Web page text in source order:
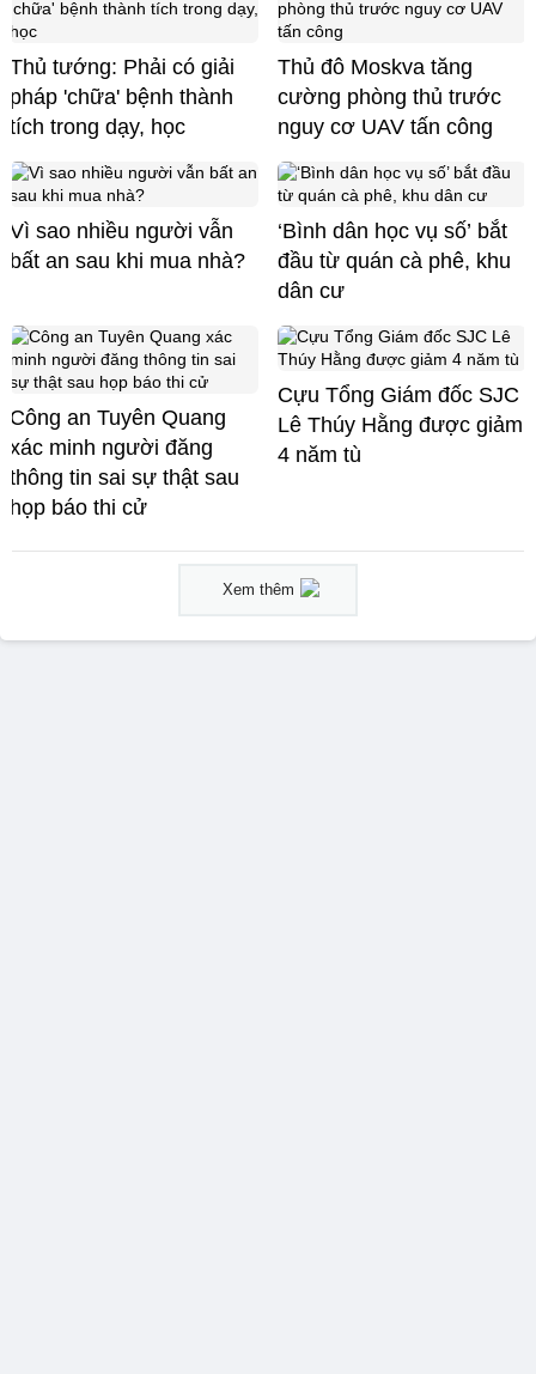
Thủ tướng: Phải có giải
pháp 'chữa' bệnh thành
tích trong dạy, học
Thủ đô Moskva tăng
cường phòng thủ trước
nguy cơ UAV tấn công
Vì sao nhiều người vẫn
bất an sau khi mua nhà?
‘Bình dân học vụ số’ bắt
đầu từ quán cà phê, khu
dân cư
Công an Tuyên Quang
xác minh người đăng
thông tin sai sự thật sau
họp báo thi cử
Cựu Tổng Giám đốc SJC
Lê Thúy Hằng được giảm
4 năm tù
Xem thêm